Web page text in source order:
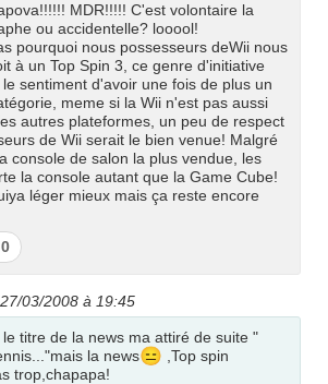
MDR!!!!! C'est volontaire la
ou accidentelle? looool!
pourquoi nous possesseurs deWii nous
à un Top Spin 3, ce genre d'initiative
sentiment d'avoir une fois de plus un
meme si la Wii n'est pas aussi
autres plateformes, un peu de respect
de Wii serait le bien venue! Malgré
console de salon la plus vendue, les
la console autant que la Game Cube!
léger mieux mais ça reste encore
J’aime
0
03/2008 à 19:45
titre de la news ma attiré de suite "
la news😑 ,Top spin
trop,chapapa!